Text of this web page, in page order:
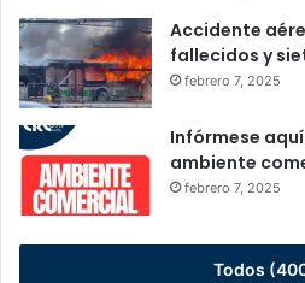
Accidente
fallecidos y
febrero 7, 2025
Infórmese
ambiente
febrero 7, 2025
Todos